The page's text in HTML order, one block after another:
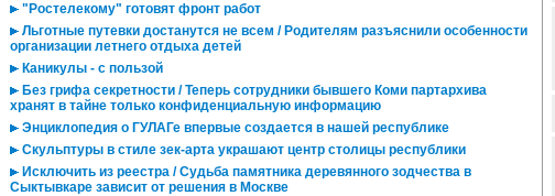
"Ростелекому" готовят фронт работ
Льготные путевки достанутся не всем / Родителям разъяснили особенности
организации летнего отдыха детей
Каникулы - с пользой
Без грифа секретности / Теперь сотрудники бывшего Коми партархива
хранят в тайне только конфиденциальную информацию
Энциклопедия о ГУЛАГе впервые создается в нашей республике
Скульптуры в стиле зек-арта украшают центр столицы республики
Исключить из реестра / Судьба памятника деревянного зодчества в
Сыктывкаре зависит от решения в Москве